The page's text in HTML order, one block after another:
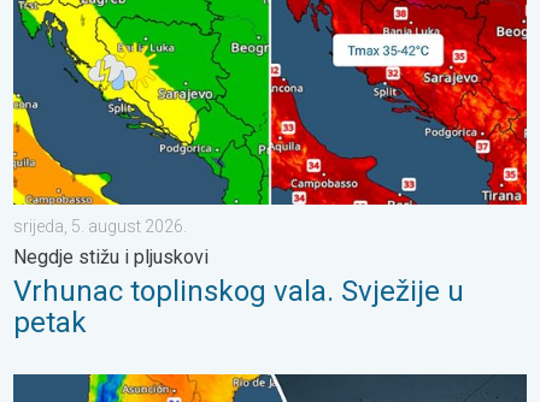
srijeda, 5. august 2026.
Negdje stižu i pljuskovi
Vrhunac toplinskog vala. Svježije u
petak
Ledeni pozdravi s južne hemisfere. Puno snijega u Andama. . .